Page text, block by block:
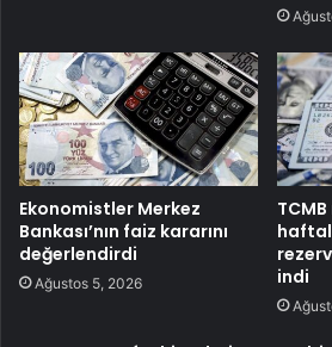
Ekonomistler Merkez
Bankası’nın faiz kararını
değerlendirdi
Ağustos 5, 2026
indi